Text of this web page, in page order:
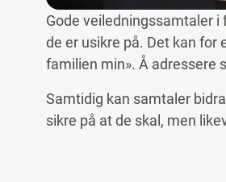
Gode veiledningssamtaler
de er usikre på. Det kan for
familien min». Å adressere
Samtidig kan samtaler
sikre på at de skal, men